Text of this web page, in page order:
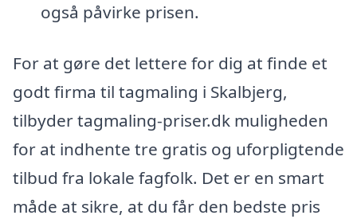
også påvirke prisen.
For at gøre det lettere for dig at finde et
godt firma til tagmaling i Skalbjerg,
tilbyder tagmaling-priser.dk muligheden
for at indhente tre gratis og uforpligtende
tilbud fra lokale fagfolk. Det er en smart
måde at sikre, at du får den bedste pris